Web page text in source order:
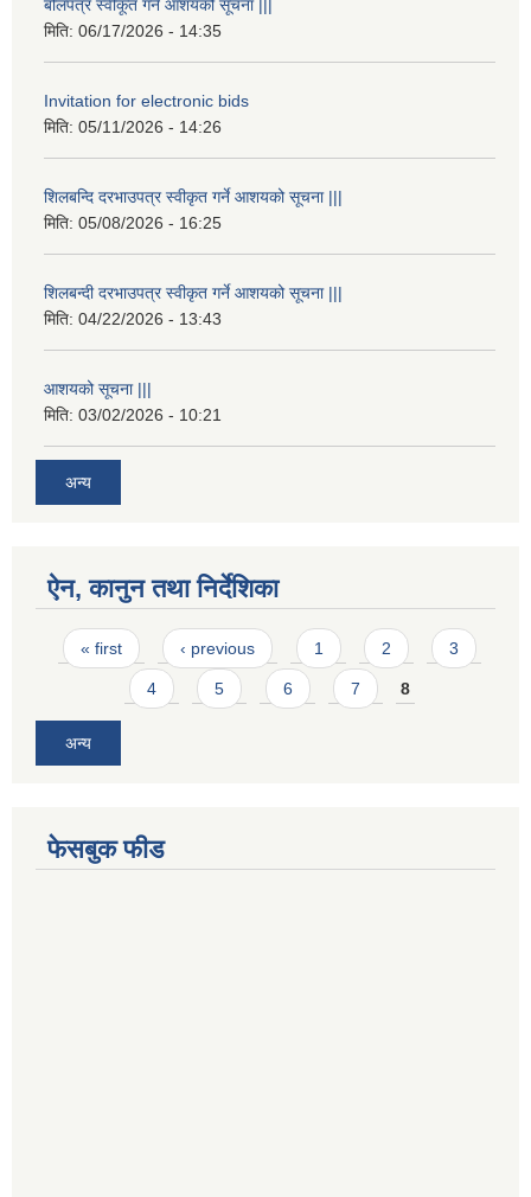
बोलपत्र स्वीकूत गर्ने आशयको सूचना |||
मिति: 06/17/2026 - 14:35
Invitation for electronic bids
मिति: 05/11/2026 - 14:26
शिलबन्दि दरभाउपत्र स्वीकृत गर्ने आशयको सूचना |||
मिति: 05/08/2026 - 16:25
शिलबन्दी दरभाउपत्र स्वीकृत गर्ने आशयको सूचना |||
मिति: 04/22/2026 - 13:43
आशयको सूचना |||
मिति: 03/02/2026 - 10:21
अन्य
ऐन, कानुन तथा निर्देशिका
Pages
« first ‹ previous 1 2 3
4 5 6 7 8
अन्य
फेसबुक फीड